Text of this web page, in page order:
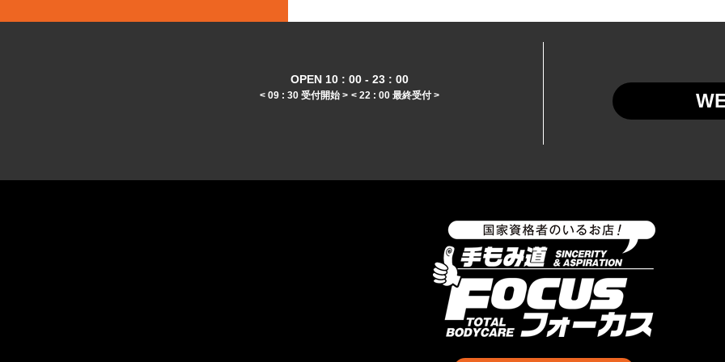
OPEN 10 : 00 - 23 : 00
< 09 : 30 受付開始 > < 22 : 00 最終受付 >